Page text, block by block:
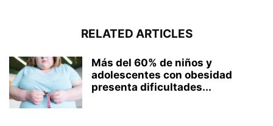
RELATED ARTICLES
Más del 60% de niños y
adolescentes con obesidad
presenta dificultades...